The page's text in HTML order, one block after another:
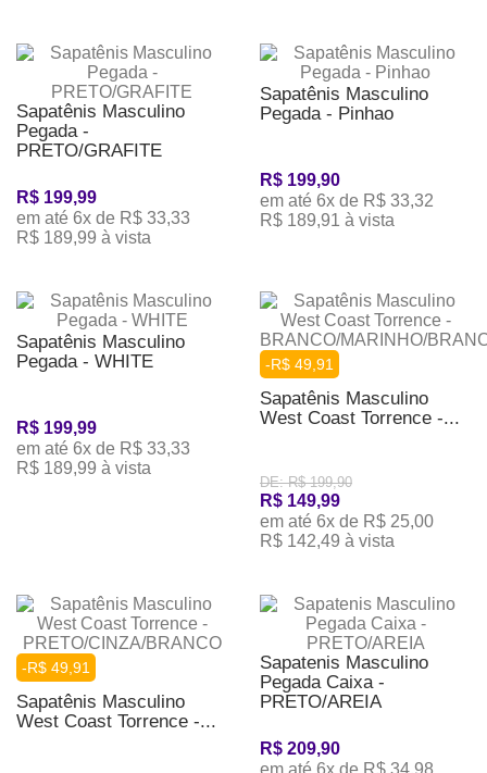
Sapatênis Masculino
Pegada -
PRETO/GRAFITE
R$ 199,99
em até 6x de R$ 33,33
R$ 189,99 à vista
Sapatênis Masculino
Pegada - Pinhao
R$ 199,90
em até 6x de R$ 33,32
R$ 189,91 à vista
Sapatênis Masculino
Pegada - WHITE
R$ 199,99
em até 6x de R$ 33,33
R$ 189,99 à vista
-R$ 49,91
Sapatênis Masculino
West Coast Torrence -...
DE: R$ 199,90
R$ 149,99
em até 6x de R$ 25,00
R$ 142,49 à vista
-R$ 49,91
Sapatênis Masculino
West Coast Torrence -...
Sapatenis Masculino
Pegada Caixa -
PRETO/AREIA
R$ 209,90
em até 6x de R$ 34,98